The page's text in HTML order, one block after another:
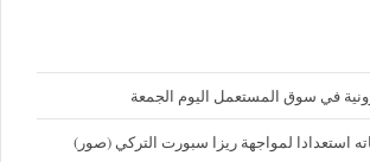
في سوق المستعمل اليوم الجمعة
استعدادا لمواجهة ريزا سبورت التركي (صور)